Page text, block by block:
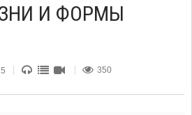
И ФОРМЫ
350